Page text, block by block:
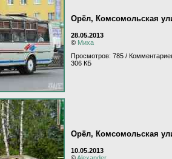
Орёл, Комсомольская
28.05.2013
© Миха
Просмотров: 785 /
306 КБ
Орёл, Комсомольская
10.05.2013
©Alexander